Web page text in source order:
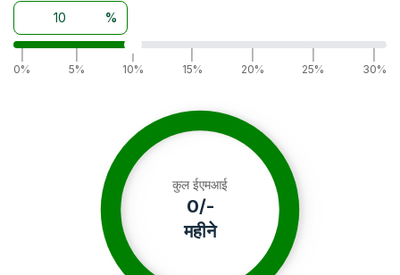
%
0%
5%
|
10%
15%
20%
25%
30%
कुल ईएमआई
0/-
महीने